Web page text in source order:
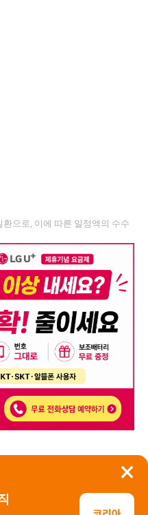
×
으로, 이에 따른 일정액의 수수